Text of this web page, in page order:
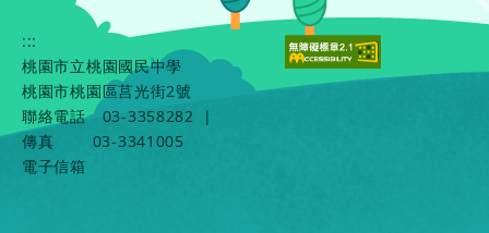
:::
桃園市立桃園國民中學
桃園市桃園區莒光街2號
聯絡電話
03-3358282
|
傳真
03-3341005
電子信箱